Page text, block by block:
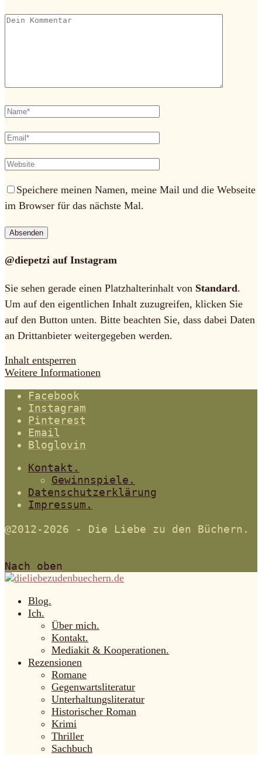
Speichere meinen Namen, meine Mail und die Webseite
im Browser für das nächste Mal.
@diepetzi auf Instagram
Sie sehen gerade einen Platzhalterinhalt von Standard.
Um auf den eigentlichen Inhalt zuzugreifen, klicken Sie
auf den Button unten. Bitte beachten Sie, dass dabei Daten
an Drittanbieter weitergegeben werden.
Inhalt entsperren
Weitere Informationen
Facebook
Instagram
Pinterest
Email
Bloglovin
Kontakt.
Gewinnspiele.
Datenschutzerklärung
Impressum.
@2012-2026 - Die Liebe zu den Büchern.
Nach oben
Blog.
Ich.
Über mich.
Kontakt.
Mediakit & Kooperationen.
Rezensionen
Romane
Gegenwartsliteratur
Unterhaltungsliteratur
Historischer Roman
Krimi
Thriller
Sachbuch